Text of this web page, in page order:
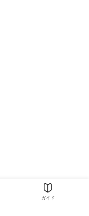
ガイド